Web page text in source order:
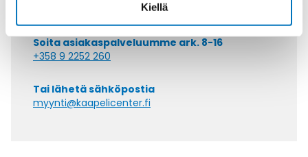
Kiellä
Soita asiakaspalveluumme ark. 8-16
+358 9 2252 260
Tai lähetä sähköpostia
myynti@kaapelicenter.fi